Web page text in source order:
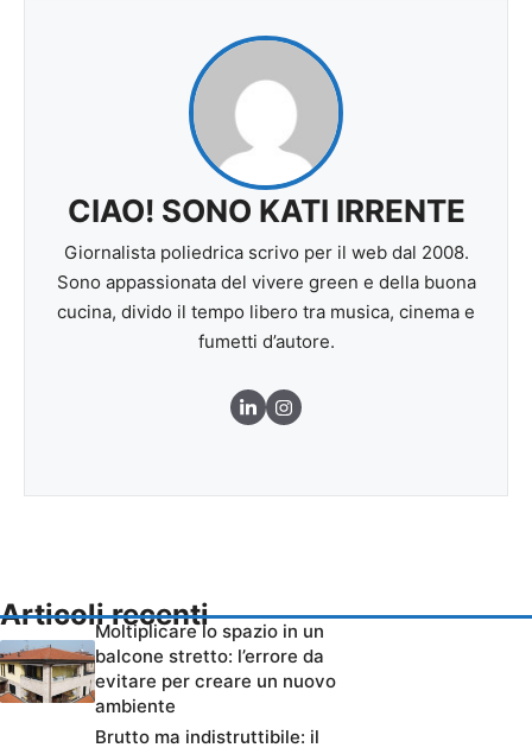
CIAO! SONO KATI IRRENTE
Giornalista poliedrica scrivo per il web dal 2008.
Sono appassionata del vivere green e della buona
cucina, divido il tempo libero tra musica, cinema e
fumetti d’autore.
Articoli recenti
Moltiplicare lo spazio in un
balcone stretto: l’errore da
evitare per creare un nuovo
ambiente
Brutto ma indistruttibile: il